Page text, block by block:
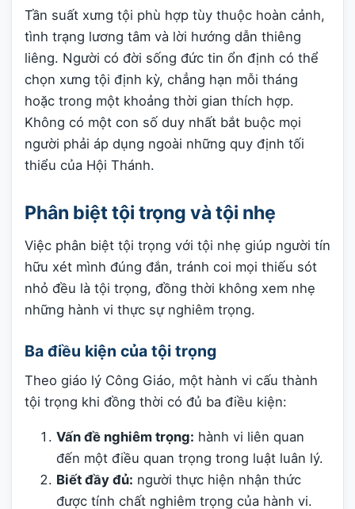
Tần suất xưng tội phù hợp tùy thuộc hoàn cảnh,
tình trạng lương tâm và lời hướng dẫn thiêng
liêng. Người có đời sống đức tin ổn định có thể
chọn xưng tội định kỳ, chẳng hạn mỗi tháng
hoặc trong một khoảng thời gian thích hợp.
Không có một con số duy nhất bắt buộc mọi
người phải áp dụng ngoài những quy định tối
thiểu của Hội Thánh.
Phân biệt tội trọng và tội nhẹ
Việc phân biệt tội trọng với tội nhẹ giúp người tín
hữu xét mình đúng đắn, tránh coi mọi thiếu sót
nhỏ đều là tội trọng, đồng thời không xem nhẹ
những hành vi thực sự nghiêm trọng.
Ba điều kiện của tội trọng
Theo giáo lý Công Giáo, một hành vi cấu thành
tội trọng khi đồng thời có đủ ba điều kiện:
Vấn đề nghiêm trọng: hành vi liên quan
đến một điều quan trọng trong luật luân lý.
Biết đầy đủ: người thực hiện nhận thức
được tính chất nghiêm trọng của hành vi.